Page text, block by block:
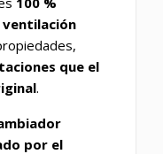
ventilación
que el
.
por el